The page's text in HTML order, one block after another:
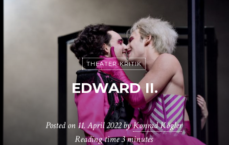
THEATER-KRITIK
EDWARD II.
Posted on 11. April 2022byKonrad Kögler
Reading time3 minutes